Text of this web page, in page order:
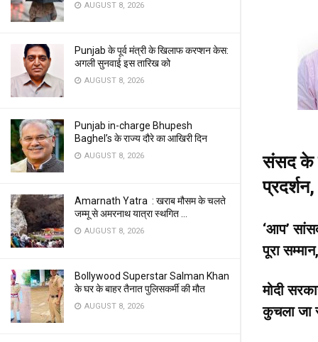
AUGUST 8, 2026
Punjab के पूर्व मंत्री के खिलाफ करप्शन केस:
अगली सुनवाई इस तारिख को
AUGUST 8, 2026
Punjab in-charge Bhupesh
Baghel’s के राज्य दौरे का आखिरी दिन
AUGUST 8, 2026
Amarnath Yatra : खराब मौसम के चलते
जम्मू से अमरनाथ यात्रा स्थगित …
AUGUST 8, 2026
Bollywood Superstar Salman Khan
के घर के बाहर तैनात पुलिसकर्मी की मौत
AUGUST 8, 2026
संसद के
‘आप’
पूरा
मोदी
कुचला जा